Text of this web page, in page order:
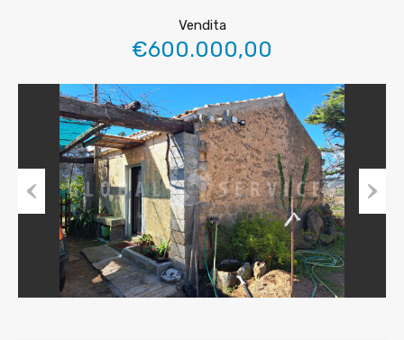
Vendita
€600.000,00
Previous